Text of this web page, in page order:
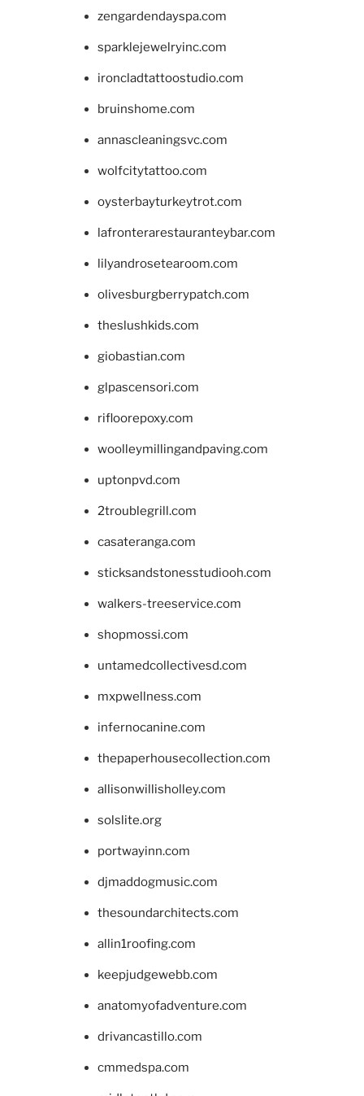
zengardendayspa.com
sparklejewelryinc.com
ironcladtattoostudio.com
bruinshome.com
annascleaningsvc.com
wolfcitytattoo.com
oysterbayturkeytrot.com
lafronterarestauranteybar.com
lilyandrosetearoom.com
olivesburgberrypatch.com
theslushkids.com
giobastian.com
glpascensori.com
rifloorepoxy.com
woolleymillingandpaving.com
uptonpvd.com
2troublegrill.com
casateranga.com
sticksandstonesstudiooh.com
walkers-treeservice.com
shopmossi.com
untamedcollectivesd.com
mxpwellness.com
infernocanine.com
thepaperhousecollection.com
allisonwillisholley.com
solslite.org
portwayinn.com
djmaddogmusic.com
thesoundarchitects.com
allin1roofing.com
keepjudgewebb.com
anatomyofadventure.com
drivancastillo.com
cmmedspa.com